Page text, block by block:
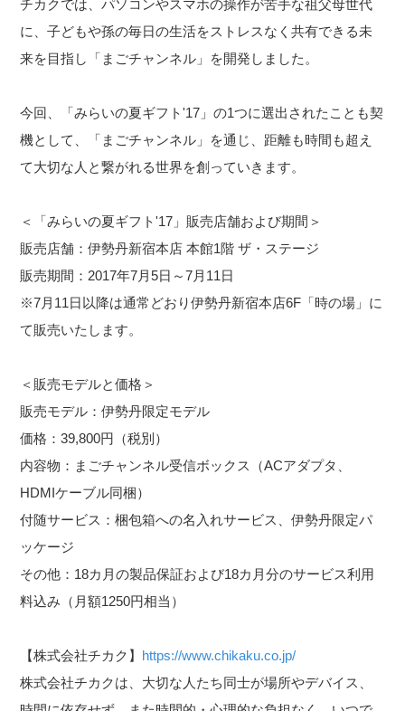
チカクでは、パソコンやスマホの操作が苦手な祖父母世代
に、子どもや孫の毎日の生活をストレスなく共有できる未
来を目指し「まごチャンネル」を開発しました。
今回、「みらいの夏ギフト'17」の1つに選出されたことも契
機として、「まごチャンネル」を通じ、距離も時間も超え
て大切な人と繋がれる世界を創っていきます。
＜「みらいの夏ギフト'17」販売店舗および期間＞
販売店舗：伊勢丹新宿本店 本館1階 ザ・ステージ
販売期間：2017年7月5日～7月11日
※7月11日以降は通常どおり伊勢丹新宿本店6F「時の場」に
て販売いたします。
＜販売モデルと価格＞
販売モデル：伊勢丹限定モデル
価格：39,800円（税別）
内容物：まごチャンネル受信ボックス（ACアダプタ、
HDMIケーブル同梱）
付随サービス：梱包箱への名入れサービス、伊勢丹限定パ
ッケージ
その他：18カ月の製品保証および18カ月分のサービス利用
料込み（月額1250円相当）
【株式会社チカク】 https://www.chikaku.co.jp/
株式会社チカクは、大切な人たち同士が場所やデバイス、